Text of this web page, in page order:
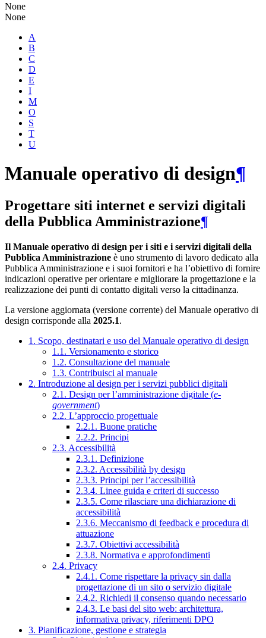
None
None
A
B
C
D
E
I
M
O
S
T
U
Manuale operativo di design¶
Progettare siti internet e servizi digitali
della Pubblica Amministrazione¶
Il Manuale operativo di design per i siti e i servizi digitali della
Pubblica Amministrazione è uno strumento di lavoro dedicato alla
Pubblica Amministrazione e i suoi fornitori e ha l’obiettivo di fornire
indicazioni operative per orientare e migliorare la progettazione e la
realizzazione dei punti di contatto digitali verso la cittadinanza.
La versione aggiornata (versione corrente) del Manuale operativo di
design corrisponde alla 2025.1.
1. Scopo, destinatari e uso del Manuale operativo di design
1.1. Versionamento e storico
1.2. Consultazione del manuale
1.3. Contribuisci al manuale
2. Introduzione al design per i servizi pubblici digitali
2.1. Design per l’amministrazione digitale (e-
government)
2.2. L’approccio progettuale
2.2.1. Buone pratiche
2.2.2. Principi
2.3. Accessibilità
2.3.1. Definizione
2.3.2. Accessibilità by design
2.3.3. Principi per l’accessibilità
2.3.4. Linee guida e criteri di successo
2.3.5. Come rilasciare una dichiarazione di
accessibilità
2.3.6. Meccanismo di feedback e procedura di
attuazione
2.3.7. Obiettivi accessibilità
2.3.8. Normativa e approfondimenti
2.4. Privacy
2.4.1. Come rispettare la privacy sin dalla
progettazione di un sito o servizio digitale
2.4.2. Richiedi il consenso quando necessario
2.4.3. Le basi del sito web: architettura,
informativa privacy, riferimenti DPO
3. Pianificazione, gestione e strategia